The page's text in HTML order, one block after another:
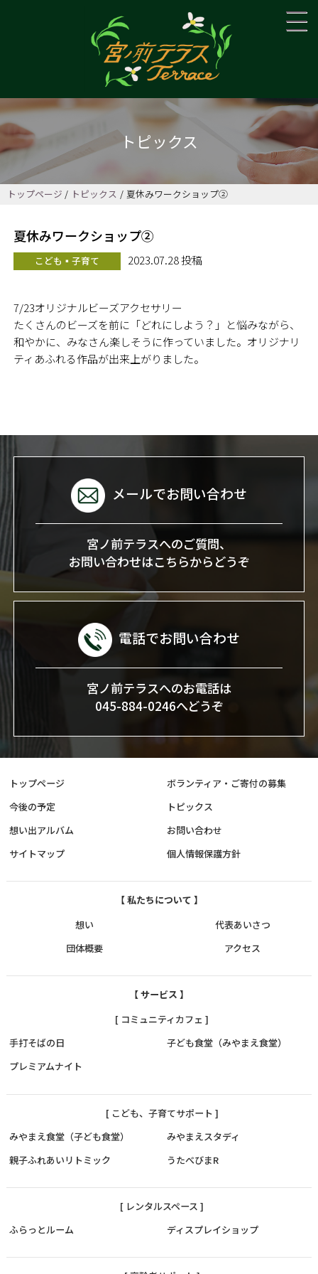
トピックス
トップページ トピックス 夏休みワークショップ②
夏休みワークショップ②
こども▪子育て 2023.07.28 投稿
7/23オリジナルビーズアクセサリー
たくさんのビーズを前に「どれにしよう？」と悩みながら、
和やかに、みなさん楽しそうに作っていました。オリジナリ
ティあふれる作品が出来上がりました。
メールでお問い合わせ
宮ノ前テラスへのご質問、
お問い合わせはこちらからどうぞ
電話でお問い合わせ
宮ノ前テラスへのお電話は
045-884-0246へどうぞ
トップページ
ボランティア・ご寄付の募集
今後の予定
トピックス
想い出アルバム
お問い合わせ
サイトマップ
個人情報保護方針
【 私たちについて 】
想い
代表あいさつ
団体概要
アクセス
【 サービス 】
[ コミュニティカフェ ]
手打そばの日
子ども食堂（みやまえ食堂）
プレミアムナイト
[ こども、子育てサポート ]
みやまえ食堂（子ども食堂）
みやまえスタディ
親子ふれあいリトミック
うたべびまR
[ レンタルスペース ]
ふらっとルーム
ディスプレイショップ